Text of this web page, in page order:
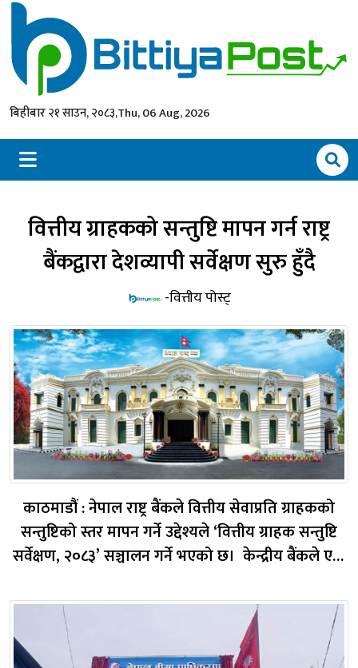
बिहीबार २१ साउन, २०८३,Thu, 06 Aug, 2026
वित्तीय ग्राहकको सन्तुष्टि मापन गर्न राष्ट्र
बैंकद्वारा देशव्यापी सर्वेक्षण सुरु हुँदै
-वित्तीय पोस्ट्
काठमाडौं : नेपाल राष्ट्र बैंकले वित्तीय सेवाप्रति ग्राहकको
सन्तुष्टिको स्तर मापन गर्ने उद्देश्यले ‘वित्तीय ग्राहक सन्तुष्टि
सर्वेक्षण, २०८३’ सञ्चालन गर्ने भएको छ। केन्द्रीय बैंकले एक
प्राप्त गरिरहेका सेवाको गुणस्तर,...